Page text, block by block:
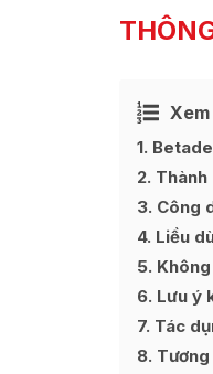
1
2
3 Công
4 Liều
5
6 Lưu ý
7 Tác
8